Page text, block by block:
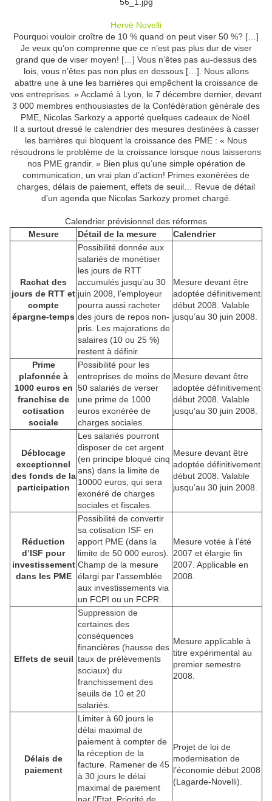
Hervé Novelli
Pourquoi vouloir croître de 10 % quand on peut viser 50 %? […]
Je veux qu’on comprenne que ce n’est pas plus dur de viser
grand que de viser moyen! […] Vous n’êtes pas au-dessus des
lois, vous n’êtes pas non plus en dessous […]. Nous allons
abattre une à une les barrières qui empêchent la croissance de
vos entreprises. » Acclamé à Lyon, le 7 décembre dernier, devant
3 000 membres enthousiastes de la Confédération générale des
PME, Nicolas Sarkozy a apporté quelques cadeaux de Noël.
Il a surtout dressé le calendrier des mesures destinées à casser
les barrières qui bloquent la croissance des PME : « Nous
résoudrons le problème de la croissance lorsque nous laisserons
nos PME grandir. » Bien plus qu’une simple opération de
communication, un vrai plan d’action! Primes exonérées de
charges, délais de paiement, effets de seuil… Revue de détail
d’un agenda que Nicolas Sarkozy promet chargé.
Calendrier prévisionnel des réformes
Mesure
Détail de la mesure Calendrier
Rachat des
jours de RTT et
compte
épargne-temps
Possibilité donnée aux
salariés de monétiser
les jours de RTT
accumulés jusqu’au 30
juin 2008, l’employeur
pourra aussi racheter
des jours de repos non-
pris. Les majorations de
salaires (10 ou 25 %)
restent à définir.
Mesure devant être
adoptée définitivement
début 2008. Valable
jusqu’au 30 juin 2008.
Prime
plafonnée à
1000 euros en
franchise de
cotisation
sociale
Possibilité pour les
entreprises de moins de
50 salariés de verser
une prime de 1000
euros exonérée de
charges sociales.
Mesure devant être
adoptée définitivement
début 2008. Valable
jusqu’au 30 juin 2008.
Déblocage
exceptionnel
des fonds de la
participation
Les salariés pourront
disposer de cet argent
(en principe bloqué cinq
ans) dans la limite de
10000 euros, qui sera
exonéré de charges
sociales et fiscales.
Mesure devant être
adoptée définitivement
début 2008. Valable
jusqu’au 30 juin 2008.
Réduction
d’ISF pour
investissement
dans les PME
Possibilité de convertir
sa cotisation ISF en
apport PME (dans la
limite de 50 000 euros).
Champ de la mesure
élargi par l’assemblée
aux investissements via
un FCPI ou un FCPR.
Mesure votée à l’été
2007 et élargie fin
2007. Applicable en
2008.
Effets de seuil
Suppression de
certaines des
conséquences
financières (hausse des
taux de prélèvements
sociaux) du
franchissement des
seuils de 10 et 20
salariés.
Mesure applicable à
titre expérimental au
premier semestre
2008.
Délais de
paiement
Limiter à 60 jours le
délai maximal de
paiement à compter de
la réception de la
facture. Ramener de 45
à 30 jours le délai
maximal de paiement
Projet de loi de
modernisation de
l’économie début 2008
(Lagarde-Novelli).